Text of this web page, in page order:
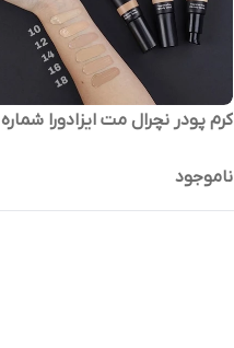
کرم پودر نچرال مت ایزادورا شماره 20
ناموجود